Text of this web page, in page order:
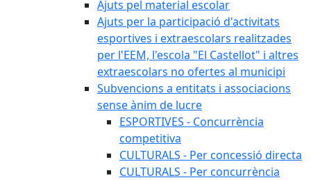
Ajuts pel material escolar
Ajuts per la participació d'activitats
esportives i extraescolars realitzades
per l'EEM, l'escola "El Castellot" i altres
extraescolars no ofertes al municipi
Subvencions a entitats i associacions
sense ànim de lucre
ESPORTIVES - Concurrència
competitiva
CULTURALS - Per concessió directa
CULTURALS - Per concurrència